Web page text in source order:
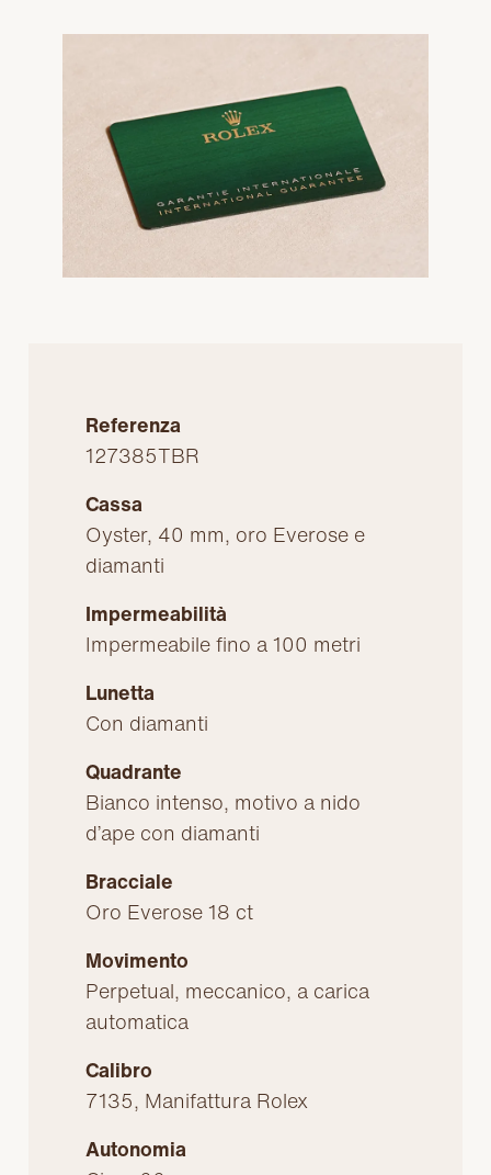
Referenza
127385TBR
Cassa
Oyster, 40 mm, oro Everose e
diamanti
Impermeabilità
Impermeabile fino a 100 metri
Lunetta
Con diamanti
Quadrante
Bianco intenso, motivo a nido
d’ape con diamanti
Bracciale
Oro Everose 18 ct
Movimento
Perpetual, meccanico, a carica
automatica
Calibro
7135, Manifattura Rolex
Autonomia